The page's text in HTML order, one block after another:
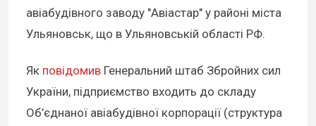
авіабудівного заводу "Авіастар" у районі міста
Ульяновськ, що в Ульяновській області РФ.
Як повідомив Генеральний штаб Збройних сил
України, підприємство входить до складу
Об’єднаної авіабудівної корпорації (структура